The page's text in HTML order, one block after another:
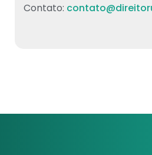
Contato: